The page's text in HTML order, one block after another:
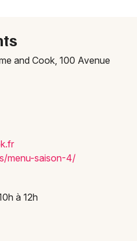
Alpes
and Cook, 100 Avenue
k.fr
menu-saison-4/
à 12h